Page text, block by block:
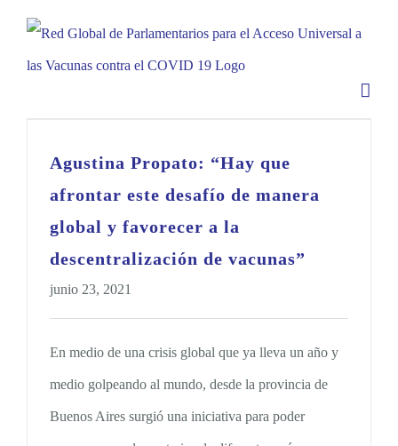
Saltar
Agustina Propato: “Hay que
afrontar este desafío de manera
global y favorecer a la
descentralización de vacunas”
junio 23, 2021
En medio de una crisis global que ya lleva un año y
medio golpeando al mundo, desde la provincia de
Buenos Aires surgió una iniciativa para poder